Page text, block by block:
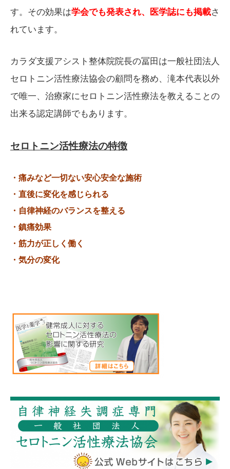
す。その効果は学会でも発表され、医学誌にも掲載さ
れています。
カラダ支援アシスト整体院院長の冨田は一般社団法人
セロトニン活性療法協会の顧問を務め、滝本代表以外
で唯一、治療家にセロトニン活性療法を教えることの
出来る認定講師でもあります。
セロトニン活性療法の特徴
・痛みなど一切ない安心安全な施術
・直後に変化を感じられる
・自律神経のバランスを整える
・鎮痛効果
・筋力が正しく働く
・気分の変化